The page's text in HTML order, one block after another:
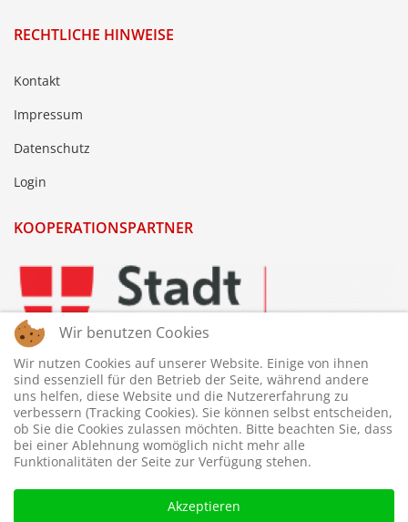
RECHTLICHE HINWEISE
Kontakt
Impressum
Datenschutz
Login
KOOPERATIONSPARTNER
Wir benutzen Cookies
Wir nutzen Cookies auf unserer Website. Einige von ihnen
sind essenziell für den Betrieb der Seite, während andere
uns helfen, diese Website und die Nutzererfahrung zu
verbessern (Tracking Cookies). Sie können selbst entscheiden,
ob Sie die Cookies zulassen möchten. Bitte beachten Sie, dass
bei einer Ablehnung womöglich nicht mehr alle
Funktionalitäten der Seite zur Verfügung stehen.
Akzeptieren